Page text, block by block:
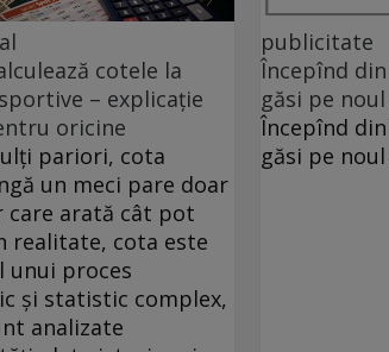
cotele la
– explicație
oricine
pariori, cota
un meci pare doar
care arată cât pot
realitate, cota este
unui proces
și statistic complex,
analizate
publicitate
Începînd
găsi pe
Începînd
găsi pe